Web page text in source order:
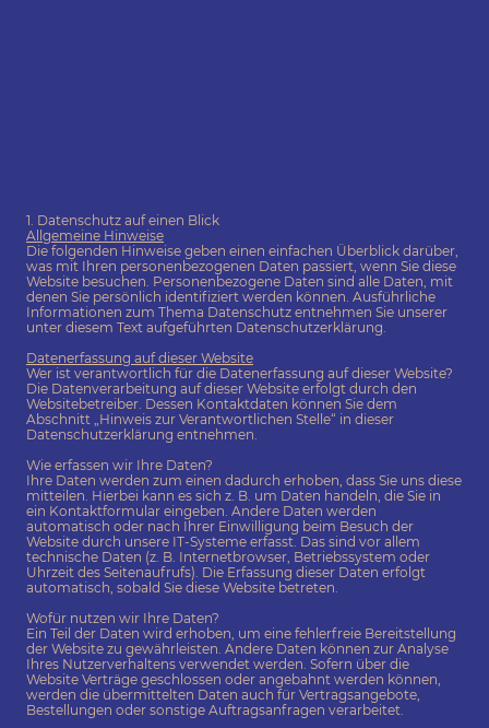
1. Datenschutz auf einen Blick
Allgemeine Hinweise
Die folgenden Hinweise geben einen einfachen Überblick darüber,
was mit Ihren personenbezogenen Daten passiert, wenn Sie diese
Website besuchen. Personenbezogene Daten sind alle Daten, mit
denen Sie persönlich identifiziert werden können. Ausführliche
Informationen zum Thema Datenschutz entnehmen Sie unserer
unter diesem Text aufgeführten Datenschutzerklärung.
Datenerfassung auf dieser Website
Wer ist verantwortlich für die Datenerfassung auf dieser Website?
Die Datenverarbeitung auf dieser Website erfolgt durch den
Websitebetreiber. Dessen Kontaktdaten können Sie dem
Abschnitt „Hinweis zur Verantwortlichen Stelle“ in dieser
Datenschutzerklärung entnehmen.
Wie erfassen wir Ihre Daten?
Ihre Daten werden zum einen dadurch erhoben, dass Sie uns diese
mitteilen. Hierbei kann es sich z. B. um Daten handeln, die Sie in
ein Kontaktformular eingeben. Andere Daten werden
automatisch oder nach Ihrer Einwilligung beim Besuch der
Website durch unsere IT-Systeme erfasst. Das sind vor allem
technische Daten (z. B. Internetbrowser, Betriebssystem oder
Uhrzeit des Seitenaufrufs). Die Erfassung dieser Daten erfolgt
automatisch, sobald Sie diese Website betreten.
Wofür nutzen wir Ihre Daten?
Ein Teil der Daten wird erhoben, um eine fehlerfreie Bereitstellung
der Website zu gewährleisten. Andere Daten können zur Analyse
Ihres Nutzerverhaltens verwendet werden. Sofern über die
Website Verträge geschlossen oder angebahnt werden können,
werden die übermittelten Daten auch für Vertragsangebote,
Bestellungen oder sonstige Auftragsanfragen verarbeitet.